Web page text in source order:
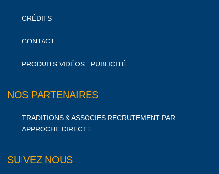
CRÉDITS
CONTACT
PRODUITS VIDÉOS - PUBLICITÉ
NOS PARTENAIRES
TRADITIONS & ASSOCIES RECRUTEMENT PAR
APPROCHE DIRECTE
SUIVEZ NOUS